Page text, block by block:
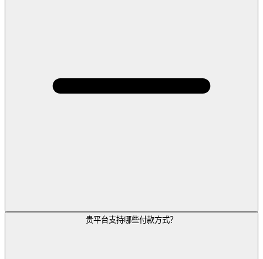
贵平台支持哪些付款方式？